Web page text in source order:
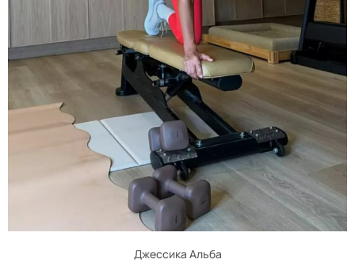
Джессика Альба